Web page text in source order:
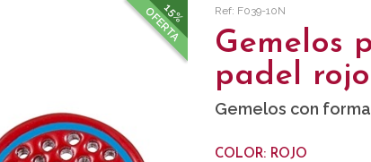
15%
OFERTA Ref: F039-10N
Gemelos
padel rojo
Gemelos con
COLOR: ROJO